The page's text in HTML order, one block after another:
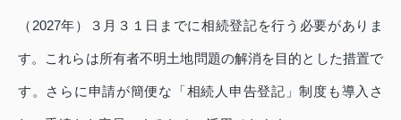
（2027年）３月３１日までに相続登記を行う必要がありま
す。これらは所有者不明土地問題の解消を目的とした措置で
す。さらに申請が簡便な「相続人申告登記」制度も導入さ